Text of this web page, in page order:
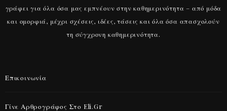
γράφει για όλα όσα μας εμπνέουν στην καθημερινότητα – από μόδα
και ομορφιά, μέχρι σχέσεις, ιδέες, τάσεις και όλα όσα απασχολούν
τη σύγχρονη καθημερινότητα.
Επικοινωνία
Γίνε Αρθρογράφος Στο Eli.gr